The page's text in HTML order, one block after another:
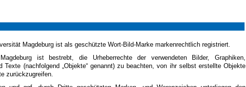
Magdeburg ist als geschützte Wort-Bild-Marke markenrechtlich registriert.
Magdeburg ist bestrebt, die Urheberrechte der verwendeten Bilder, Graphiken,
Texte (nachfolgend „Objekte“ genannt) zu beachten, von ihr selbst erstellte Objekte
zurückzugreifen.